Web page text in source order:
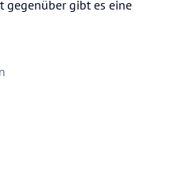
gegenüber gibt es eine